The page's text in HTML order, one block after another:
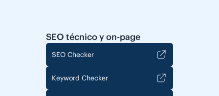
SEO técnico y on-page
SEO Checker
Keyword Checker